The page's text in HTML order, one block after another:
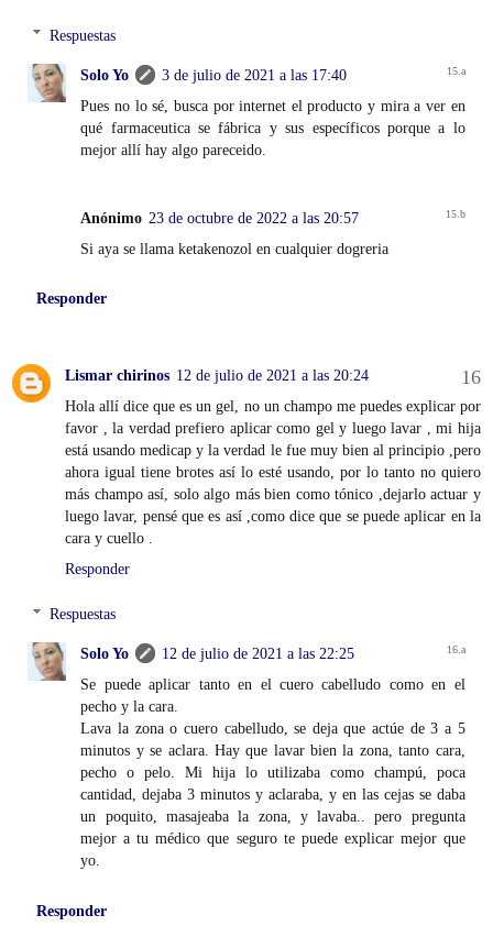
Respuestas
Solo Yo
3 de julio de 2021 a las 17:40
Pues no lo sé, busca por internet el producto y mira a ver en
qué farmaceutica se fábrica y sus específicos porque a lo
mejor allí hay algo pareceido.
Anónimo 23 de octubre de 2022 a las 20:57
Si aya se llama ketakenozol en cualquier dogreria
Responder
Lismar chirinos 12 de julio de 2021 a las 20:24
Hola allí dice que es un gel, no un champo me puedes explicar por
favor , la verdad prefiero aplicar como gel y luego lavar , mi hija
está usando medicap y la verdad le fue muy bien al principio ,pero
ahora igual tiene brotes así lo esté usando, por lo tanto no quiero
más champo así, solo algo más bien como tónico ,dejarlo actuar y
luego lavar, pensé que es así ,como dice que se puede aplicar en la
cara y cuello .
Responder
Respuestas
Solo Yo
12 de julio de 2021 a las 22:25
Se puede aplicar tanto en el cuero cabelludo como en el
pecho y la cara.
Lava la zona o cuero cabelludo, se deja que actúe de 3 a 5
minutos y se aclara. Hay que lavar bien la zona, tanto cara,
pecho o pelo. Mi hija lo utilizaba como champú, poca
cantidad, dejaba 3 minutos y aclaraba, y en las cejas se daba
un poquito, masajeaba la zona, y lavaba.. pero pregunta
mejor a tu médico que seguro te puede explicar mejor que
yo.
Responder